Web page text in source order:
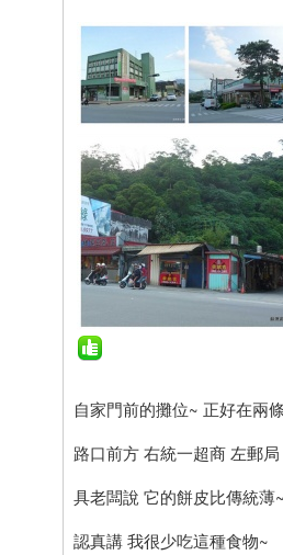
自家門前的攤位~ 正好在兩
路口前方 右統一超商 左郵
具老闆說 它的餅皮比傳統薄
認真講 我很少吃這種食物~